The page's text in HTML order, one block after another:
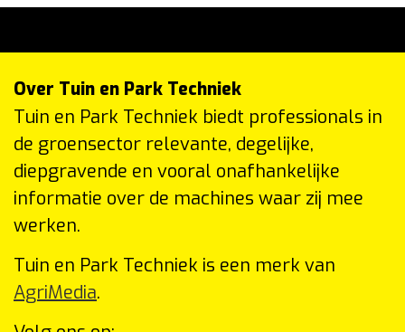
Over Tuin en Park Techniek
Tuin en Park Techniek biedt professionals in
de groensector relevante, degelijke,
diepgravende en vooral onafhankelijke
informatie over de machines waar zij mee
werken.
Tuin en Park Techniek is een merk van
AgriMedia.